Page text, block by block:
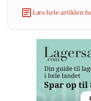
Læs hele artiklen